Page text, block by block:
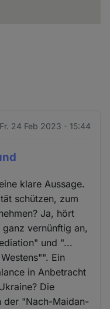
Fr. 24 Feb 2023 - 15:44
klare Aussage.
schützen, zum
Ja, hört
vernünftig an,
und "...
Ein
in Anbetracht
Die
der "Nach-Maidan-